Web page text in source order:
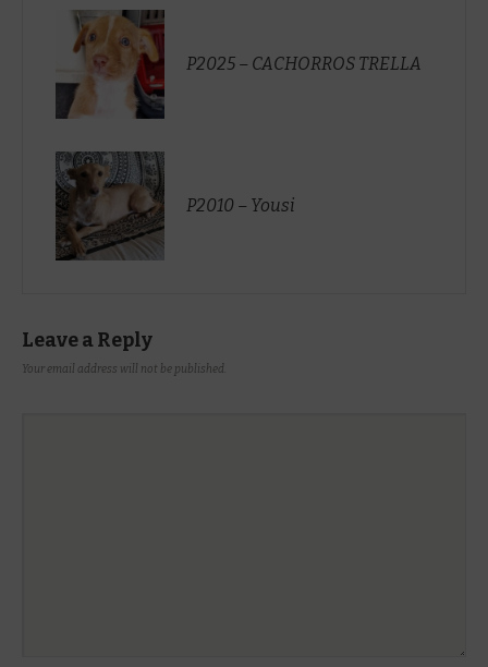
P2025 – CACHORROS TRELLA
P2010 – Yousi
Leave a Reply
Your email address will not be published.